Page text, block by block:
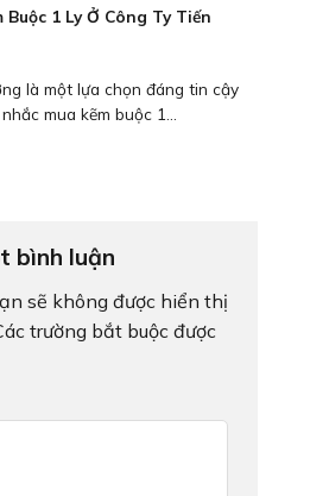
Buộc 1 Ly Ở Công Ty Tiến
là một lựa chọn đáng tin cậy
mua kẽm buộc 1...
bình luận
sẽ không được hiển thị
trường bắt buộc được